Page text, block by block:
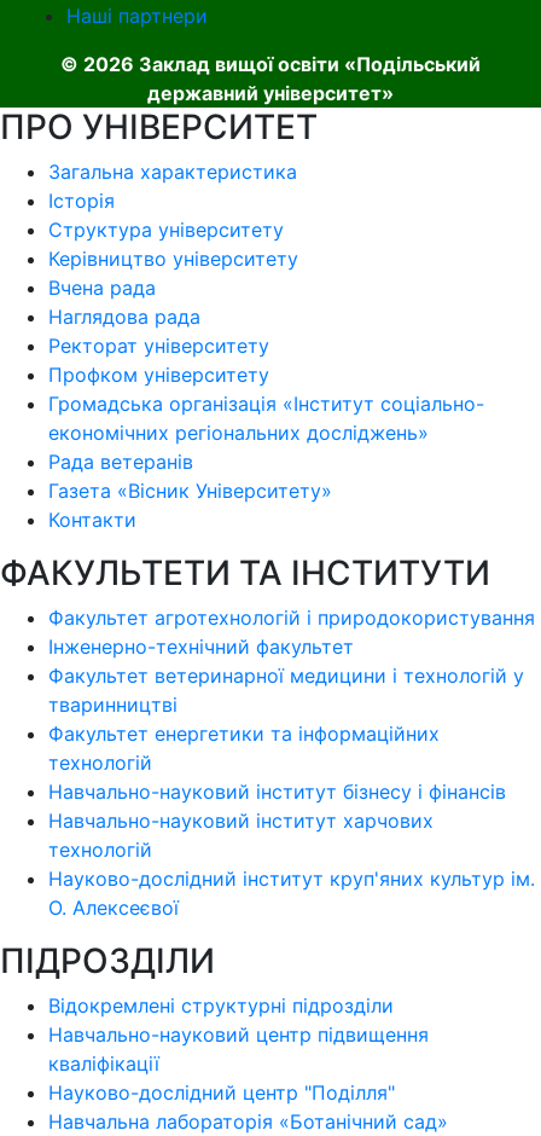
Наші партнери
© 2026 Заклад вищої освіти «Подільський
державний університет»
ПРО УНІВЕРСИТЕТ
Загальна характеристика
Історія
Структура університету
Керівництво університету
Вчена рада
Наглядова рада
Ректорат університету
Профком університету
Громадська організація «Інститут соціально-
економічних регіональних досліджень»
Рада ветеранів
Газета «Вісник Університету»
Контакти
ФАКУЛЬТЕТИ ТА ІНСТИТУТИ
Факультет агротехнологій і природокористування
Інженерно-технічний факультет
Факультет ветеринарної медицини і технологій у
тваринництві
Факультет енергетики та інформаційних
технологій
Навчально-науковий інститут бізнесу і фінансів
Навчально-науковий інститут харчових
технологій
Науково-дослідний інститут круп'яних культур ім.
О. Алексеєвої
ПІДРОЗДІЛИ
Відокремлені структурні підрозділи
Навчально-науковий центр підвищення
кваліфікації
Науково-дослідний центр "Поділля"
Навчальна лабораторія «Ботанічний сад»